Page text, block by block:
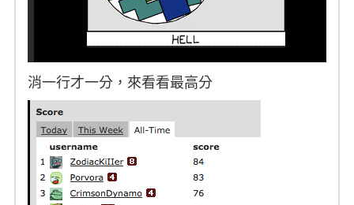
消一行才一分，來看看最高分